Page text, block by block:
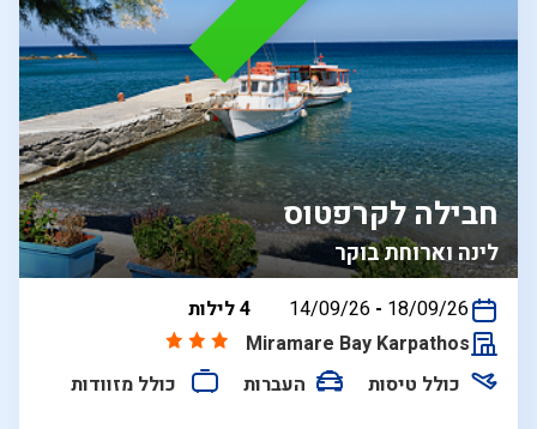
לינה וארוחת בוקר
חבילה לקרפטוס
בין
14/09/26 - 18/09/26
4 לילות
Miramare Bay Karpathos
כולל טיסות
העברות כולל מזוודות